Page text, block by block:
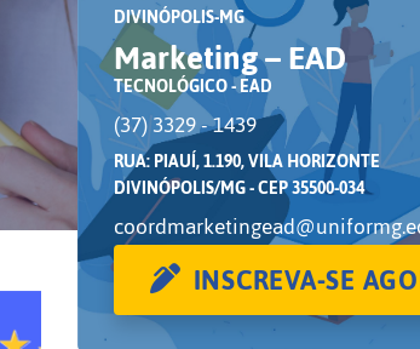
DIVINÓPOLIS-MG
Marketing – EAD
TECNOLÓGICO - EAD
(37) 3329 - 1439
RUA: PIAUÍ, 1.190, VILA HORIZONTE
DIVINÓPOLIS/MG - CEP 35500-034
INSCREVA-SE